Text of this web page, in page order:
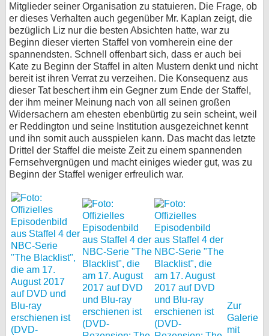
Mitglieder seiner Organisation zu statuieren. Die Frage, ob
er dieses Verhalten auch gegenüber Mr. Kaplan zeigt, die
bezüglich Liz nur die besten Absichten hatte, war zu
Beginn dieser vierten Staffel von vornherein eine der
spannendsten. Schnell offenbart sich, dass er auch bei
Kate zu Beginn der Staffel in alten Mustern denkt und nicht
bereit ist ihren Verrat zu verzeihen. Die Konsequenz aus
dieser Tat beschert ihm ein Gegner zum Ende der Staffel,
der ihm meiner Meinung nach von all seinen großen
Widersachern am ehesten ebenbürtig zu sein scheint, weil
er Reddington und seine Institution ausgezeichnet kennt
und ihn somit auch ausspielen kann. Das macht das letzte
Drittel der Staffel die meiste Zeit zu einem spannenden
Fernsehvergnügen und macht einiges wieder gut, was zu
Beginn der Staffel weniger erfreulich war.
Zur
Galerie
mit